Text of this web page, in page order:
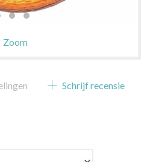
Zoom
Schrijf recensie